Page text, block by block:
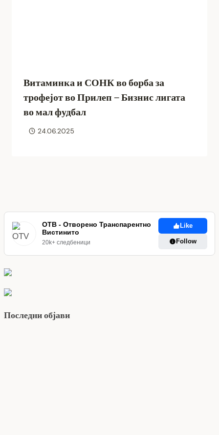
Витаминка и СОНК во борба за
трофејот во Прилеп – Бизнис лигата
во мал фудбал
24.06.2025
ОТВ - Отворено Транспарентно
Вистинито
20k+ следбеници
Like
Follow
Последни објави